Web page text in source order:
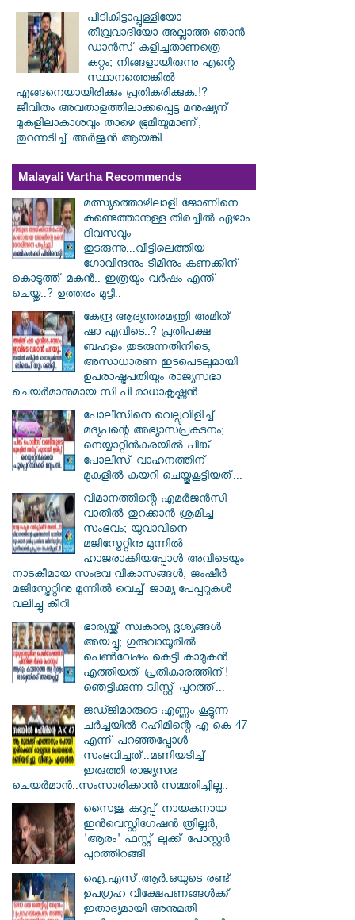
പിടികിട്ടാപ്പുള്ളിയോ
തീവ്രവാദിയോ അല്ലാത്ത ഞാൻ
ഡാൻസ് കളിച്ചതാണത്രെ
കുറ്റം; നിങ്ങളായിരുന്നു എന്റെ
സ്ഥാനത്തെങ്കിൽ
എങ്ങനെയായിരിക്കും പ്രതികരിക്കുക.!?
ജീവിതം അവതാളത്തിലാക്കപ്പെട്ട മനുഷ്യന്
മുകളിലാകാശവും താഴെ ഭൂമിയുമാണ്;
തുറന്നടിച്ച് അർജുൻ ആയങ്കി
Malayali Vartha Recommends
മത്സ്യത്തൊഴിലാളി ജോണിനെ
കണ്ടെത്താനുള്ള തിരച്ചിൽ ഏഴാം
ദിവസവും
തുടരുന്നു...വീട്ടിലെത്തിയ
ഗോവിന്ദനും ടീമിനും കണക്കിന്
കൊടുത്ത് മകൻ.. ഇത്രയും വർഷം എന്ത്
ചെയ്തു..? ഉത്തരം മുട്ടി..
കേന്ദ്ര ആഭ്യന്തരമന്ത്രി അമിത്
ഷാ എവിടെ..? പ്രതിപക്ഷ
ബഹളം തുടരുന്നതിനിടെ,
അസാധാരണ ഇടപെടലുമായി
ഉപരാഷ്ട്രപതിയും രാജ്യസഭാ
ചെയർമാനുമായ സി.പി.രാധാകൃഷ്ണൻ..
പോലീസിനെ വെല്ലുവിളിച്ച്
മദ്യപന്റെ അഭ്യാസപ്രകടനം;
നെയ്യാറ്റിൻകരയിൽ പിങ്ക്
പോലീസ് വാഹനത്തിന്
മുകളിൽ കയറി ചെയ്തുകൂട്ടിയത്...
വിമാനത്തിന്റെ എമർജൻസി
വാതിൽ തുറക്കാൻ ശ്രമിച്ച
സംഭവം; യുവാവിനെ
മജിസ്ട്രേറ്റിനു മുന്നിൽ
ഹാജരാക്കിയപ്പോൾ അവിടെയും
നാടകീമായ സംഭവ വികാസങ്ങൾ; ജംഷീർ
മജിസ്ട്രേറ്റിനു മുന്നിൽ വെച്ച് ജാമ്യ പേപ്പറുകൾ
വലിച്ചു കീറി
ഭാര്യയ്ക്ക് സ്വകാര്യ ദൃശ്യങ്ങൾ
അയച്ചു; ഗുരുവായൂരിൽ
പെൺവേഷം കെട്ടി കാമുകൻ
എത്തിയത് പ്രതികാരത്തിന്!
ഞെട്ടിക്കുന്ന ട്വിസ്റ്റ് പുറത്ത്...
ജഡ്ജിമാരുടെ എണ്ണം കൂട്ടുന്ന
ചർച്ചയിൽ റഹിമിന്റെ എ കെ 47
എന്ന് പറഞ്ഞപ്പോൾ
സംഭവിച്ചത്..മണിയടിച്ച്
ഇരുത്തി രാജ്യസഭ
ചെയർമാൻ..സംസാരിക്കാൻ സമ്മതിച്ചില്ല..
സൈജു കുറുപ്പ് നായകനായ
ഇൻവെസ്റ്റിഗേഷൻ ത്രില്ലർ;
'ആരം' ഫസ്റ്റ് ലുക്ക് പോസ്റ്റർ
പുറത്തിറങ്ങി
ഐ.എസ്.ആർ.ഒയുടെ രണ്ട്
ഉപഗ്രഹ വിക്ഷേപണങ്ങൾക്ക്
ഇതാദ്യമായി അനുമതി